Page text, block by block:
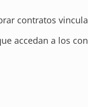
contratos
accedan a los